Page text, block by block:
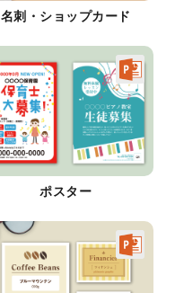
名刺・ショップカード
ポスター